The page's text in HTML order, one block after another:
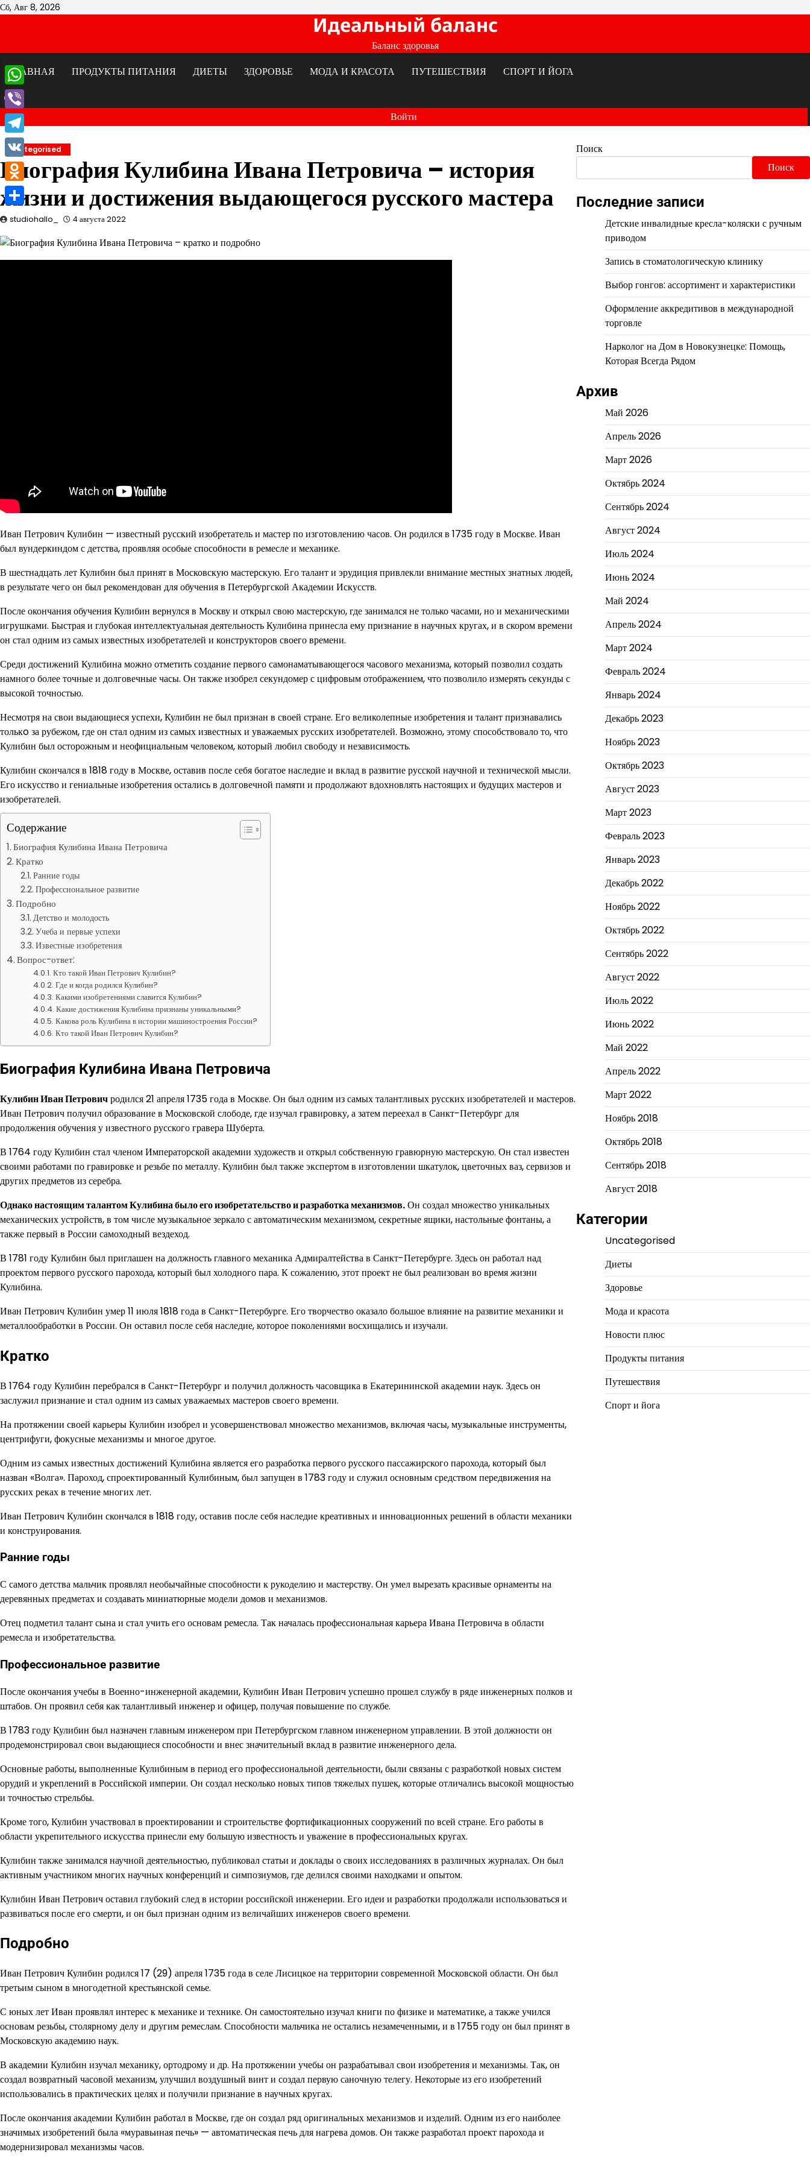
Перейти
Сб, Авг 8, 2026
Идеальный баланс
Баланс здоровья
ГЛАВНАЯ
ПРОДУКТЫ ПИТАНИЯ ДИЕТЫ ЗДОРОВЬЕ МОДА И КРАСОТА ПУТЕШЕСТВИЯ СПОРТ И ЙОГА
Войти
Uncategorised
Биография Кулибина Ивана Петровича – история
жизни и достижения выдающегося русского мастера
studiohallo_ 4 августа 2022
Иван Петрович Кулибин — известный русский изобретатель и мастер по изготовлению часов. Он родился в 1735 году в Москве. Иван
был вундеркиндом с детства, проявляя особые способности в ремесле и механике.
В шестнадцать лет Кулибин был принят в Московскую мастерскую. Его талант и эрудиция привлекли внимание местных знатных людей,
в результате чего он был рекомендован для обучения в Петербургской Академии Искусств.
После окончания обучения Кулибин вернулся в Москву и открыл свою мастерскую, где занимался не только часами, но и механическими
игрушками. Быстрая и глубокая интеллектуальная деятельность Кулибина принесла ему признание в научных кругах, и в скором времени
он стал одним из самых известных изобретателей и конструкторов своего времени.
Среди достижений Кулибина можно отметить создание первого самонаматывающегося часового механизма, который позволил создать
намного более точные и долговечные часы. Он также изобрел секундомер с цифровым отображением, что позволило измерять секунды с
высокой точностью.
Несмотря на свои выдающиеся успехи, Кулибин не был признан в своей стране. Его великолепные изобретения и талант признавались
толькo за рубежом, где он стал одним из самых известных и уважаемых русских изобретателей. Возможно, этому способствовало то, что
Кулибин был осторожным и неофициальным человеком, который любил свободу и независимость.
Кулибин скончался в 1818 году в Москве, оставив после себя богатое наследие и вклад в развитие русской научной и технической мысли.
Его искусство и гениальные изобретения остались в долговечной памяти и продолжают вдохновлять настоящих и будущих мастеров и
изобретателей.
Содержание
Биография Кулибина Ивана Петровича
Кратко
Ранние годы
Профессиональное развитие
Подробно
Детство и молодость
Учеба и первые успехи
Известные изобретения
Вопрос-ответ:
Кто такой Иван Петрович Кулибин?
Где и когда родился Кулибин?
Какими изобретениями славится Кулибин?
Какие достижения Кулибина признаны уникальными?
Какова роль Кулибина в истории машиностроения России?
Кто такой Иван Петрович Кулибин?
Биография Кулибина Ивана Петровича
Кулибин Иван Петровичродился 21 апреля 1735 года в Москве. Он был одним из самых талантливых русских изобретателей и мастеров.
Иван Петрович получил образование в Московской слободе, где изучал гравировку, а затем переехал в Санкт-Петербург для
продолжения обучения у известного русского гравера Шуберта.
В 1764 году Кулибин стал членом Императорской академии художеств и открыл собственную гравюрную мастерскую. Он стал известен
своими работами по гравировке и резьбе по металлу. Кулибин был также экспертом в изготовлении шкатулок, цветочных ваз, сервизов и
других предметов из серебра.
Однако настоящим талантом Кулибина было его изобретательство и разработка механизмов.Он создал множество уникальных
механических устройств, в том числе музыкальное зеркало с автоматическим механизмом, секретные ящики, настольные фонтаны, а
также первый в России самоходный вездеход.
В 1781 году Кулибин был приглашен на должность главного механика Адмиралтейства в Санкт-Петербурге. Здесь он работал над
проектом первого русского парохода, который был холодного пара. К сожалению, этот проект не был реализован во время жизни
Кулибина.
Иван Петрович Кулибин умер 11 июля 1818 года в Санкт-Петербурге. Его творчество оказало большое влияние на развитие механики и
металлообработки в России. Он оставил после себя наследие, которое поколениями восхищались и изучали.
Кратко
В 1764 году Кулибин перебрался в Санкт-Петербург и получил должность часовщика в Екатерининской академии наук. Здесь он
заслужил признание и стал одним из самых уважаемых мастеров своего времени.
На протяжении своей карьеры Кулибин изобрел и усовершенствовал множество механизмов, включая часы, музыкальные инструменты,
центрифуги, фокусные механизмы и многое другое.
Одним из самых известных достижений Кулибина является его разработка первого русского пассажирского парохода, который был
назван «Волга». Пароход, спроектированный Кулибиным, был запущен в 1783 году и служил основным средством передвижения на
русских реках в течение многих лет.
Иван Петрович Кулибин скончался в 1818 году, оставив после себя наследие креативных и инновационных решений в области механики
и конструирования.
Ранние годы
С самого детства мальчик проявлял необычайные способности к рукоделию и мастерству. Он умел вырезать красивые орнаменты на
деревянных предметах и создавать миниатюрные модели домов и механизмов.
Отец подметил талант сына и стал учить его основам ремесла. Так началась профессиональная карьера Ивана Петровича в области
ремесла и изобретательства.
Профессиональное развитие
После окончания учебы в Военно-инженерной академии, Кулибин Иван Петрович успешно прошел службу в ряде инженерных полков и
штабов. Он проявил себя как талантливый инженер и офицер, получая повышение по службе.
В 1783 году Кулибин был назначен главным инженером при Петербургском главном инженерном управлении. В этой должности он
продемонстрировал свои выдающиеся способности и внес значительный вклад в развитие инженерного дела.
Основные работы, выполненные Кулибиным в период его профессиональной деятельности, были связаны с разработкой новых систем
орудий и укреплений в Российской империи. Он создал несколько новых типов тяжелых пушек, которые отличались высокой мощностью
и точностью стрельбы.
Кроме того, Кулибин участвовал в проектировании и строительстве фортификационных сооружений по всей стране. Его работы в
области укрепительного искусства принесли ему большую известность и уважение в профессиональных кругах.
Кулибин также занимался научной деятельностью, публиковал статьи и доклады о своих исследованиях в различных журналах. Он был
активным участником многих научных конференций и симпозиумов, где делился своими находками и опытом.
Кулибин Иван Петрович оставил глубокий след в истории российской инженерии. Его идеи и разработки продолжали использоваться и
развиваться после его смерти, и он был признан одним из величайших инженеров своего времени.
Подробно
Иван Петрович Кулибин родился 17 (29) апреля 1735 года в селе Лисицкое на территории современной Московской области. Он был
третьим сыном в многодетной крестьянской семье.
С юных лет Иван проявлял интерес к механике и технике. Он самостоятельно изучал книги по физике и математике, а также учился
основам резьбы, столярному делу и другим ремеслам. Способности мальчика не остались незамеченными, и в 1755 году он был принят в
Московскую академию наук.
В академии Кулибин изучал механику, ортодрому и др. На протяжении учебы он разрабатывал свои изобретения и механизмы. Так, он
создал возвратный часовой механизм, улучшил воздушный винт и создал первую саночную телегу. Некоторые из его изобретений
использовались в практических целях и получили признание в научных кругах.
После окончания академии Кулибин работал в Москве, где он создал ряд оригинальных механизмов и изделий. Одним из его наиболее
значимых изобретений была «муравьиная печь» — автоматическая печь для нагрева домов. Он также разработал проект парохода и
модернизировал механизмы часов.
Поиск
Поиск
Последние записи
Детские инвалидные кресла-коляски с ручным
приводом
Запись в стоматологическую клинику
Выбор гонгов: ассортимент и характеристики
Оформление аккредитивов в международной
торговле
Нарколог на Дом в Новокузнецке: Помощь,
Которая Всегда Рядом
Архив
Май 2026
Апрель 2026
Март 2026
Октябрь 2024
Сентябрь 2024
Август 2024
Июль 2024
Июнь 2024
Май 2024
Апрель 2024
Март 2024
Февраль 2024
Январь 2024
Декабрь 2023
Ноябрь 2023
Октябрь 2023
Август 2023
Март 2023
Февраль 2023
Январь 2023
Декабрь 2022
Ноябрь 2022
Октябрь 2022
Сентябрь 2022
Август 2022
Июль 2022
Июнь 2022
Май 2022
Апрель 2022
Март 2022
Ноябрь 2018
Октябрь 2018
Сентябрь 2018
Август 2018
Категории
Uncategorised
Диеты
Здоровье
Мода и красота
Новости плюс
Продукты питания
Путешествия
Спорт и йога
WhatsApp
Viber
Telegram
VK
Odnoklassniki
Отправить